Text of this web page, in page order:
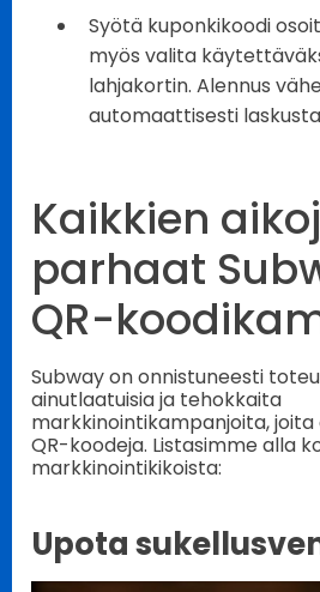
Syötä kuponkikoodi
myös valita
lahjakortin. Alennus
automaattisesti
Kaikkien
parhaat
QR-
Subway on onnistuneesti
ainutlaatuisia ja tehokkaita
markkinointikampanjoita,
QR-koodeja. Listasimme alla
markkinointikikoista:
Upota